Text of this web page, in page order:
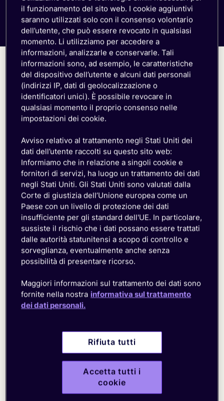
Per settore
Edifici intelligenti
Gestione della flotta
POS
Elettromobilità
Agricoltura intelligente
Smart energy
Vedi tutti i settori
Per dimensione aziendale
Per le PMI
Per le grandi aziende
Scoprite perché le aziende di tutto il mondo
si affidano a emnify
Vedi casi di studio
(in inglese)
down
Unisciti alla nostra
community
Iscriviti alla nostra newsletter e scopri di più
sulle ultime notizie, sugli approfondimenti e sulle
competenze legate al mondo dell’IoT.
Nome*
Cognome*
Email*
EMnify si impegna a proteggere e
rispettare la privacy degli utenti: le
il funzionamento del sito web. I cookie aggiuntivi
saranno utilizzati solo con il consenso volontario
dell’utente, che può essere revocato in qualsiasi
momento. Li utilizziamo per accedere a
informazioni, analizzarle e conservarle. Tali
informazioni sono, ad esempio, le caratteristiche
del dispositivo dell’utente e alcuni dati personali
(indirizzi IP, dati di geolocalizzazione o
identificatori unici). È possibile revocare in
qualsiasi momento il proprio consenso nelle
impostazioni dei cookie.
Avviso relativo al trattamento negli Stati Uniti dei
dati dell’utente raccolti su questo sito web:
Informiamo che in relazione a singoli cookie e
fornitori di servizi, ha luogo un trattamento dei dati
negli Stati Uniti. Gli Stati Uniti sono valutati dalla
Corte di giustizia dell’Unione europea come un
Paese con un livello di protezione dei dati
insufficiente per gli standard dell'UE. In particolare,
sussiste il rischio che i dati possano essere trattati
dalle autorità statunitensi a scopo di controllo e
sorveglianza, eventualmente anche senza
possibilità di presentare ricorso.
Maggiori informazioni sul trattamento dei dati sono
fornite nella nostra informativa sul trattamento
dei dati personali.
Rifiuta tutti
Accetta tutti i
cookie